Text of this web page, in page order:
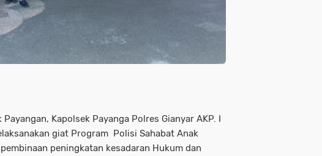
Kapolsek Payanga Polres Gianyar AKP. I
giat Program Polisi Sahabat Anak
peningkatan kesadaran Hukum dan